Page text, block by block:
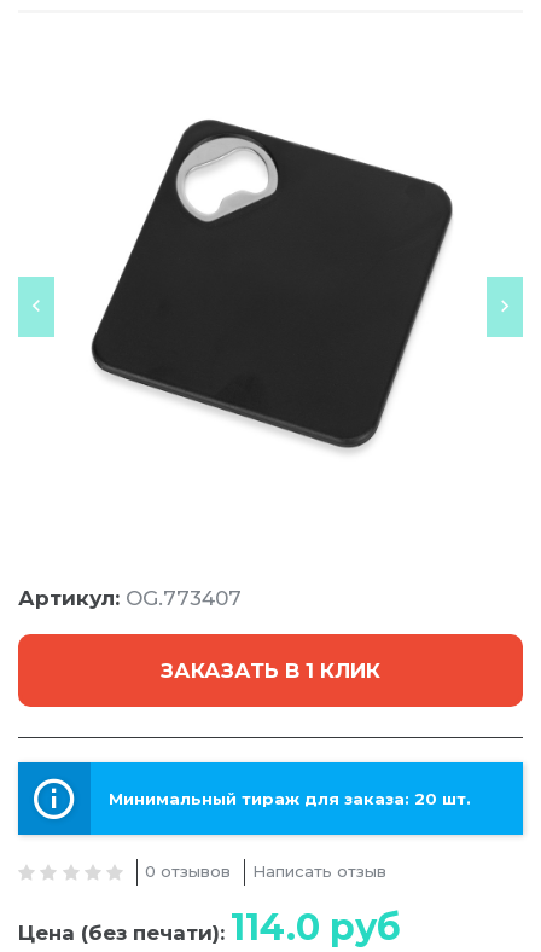
Артикул: OG.773407
ЗАКАЗАТЬ В 1 КЛИК
Минимальный тираж для заказа: 20 шт.
0 отзывов Написать отзыв
Цена (без печати): 114.0 руб